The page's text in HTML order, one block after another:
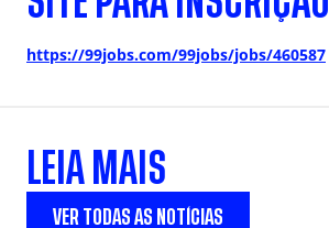
https://99jobs.com/99jobs/jobs/460587
LEIA MAIS
VER TODAS AS NOTÍCIAS